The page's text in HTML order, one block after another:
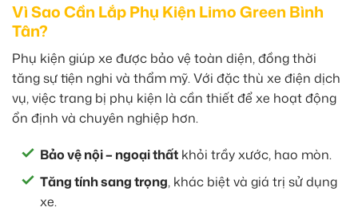
Vì Sao Cần Lắp Phụ Kiện Limo Green Bình
Tân?
Phụ kiện giúp xe được bảo vệ toàn diện, đồng thời
tăng sự tiện nghi và thẩm mỹ. Với đặc thù xe điện dịch
vụ, việc trang bị phụ kiện là cần thiết để xe hoạt động
ổn định và chuyên nghiệp hơn.
Bảo vệ nội – ngoại thất khỏi trầy xước, hao mòn.
Tăng tính sang trọng, khác biệt và giá trị sử dụng
xe.